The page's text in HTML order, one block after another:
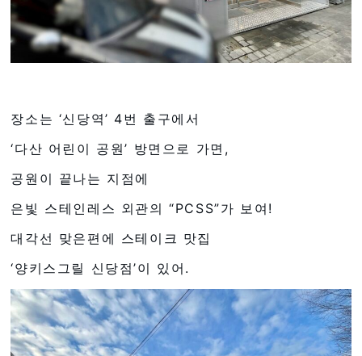
장소는 ‘신당역’ 4번 출구에서
‘다산 어린이 공원’ 방면으로 가면,
공원이 끝나는 지점에
은빛 스테인레스 외관의 “PCSS”가 보여!
대각선 맞은편에 스테이크 맛집
‘양키스그릴 신당점’이 있어.